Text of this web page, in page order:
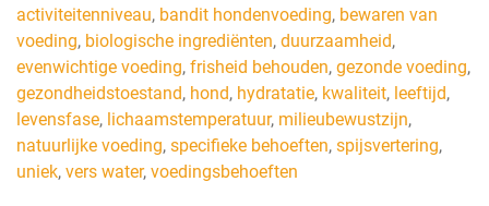
activiteitenniveau, bandit hondenvoeding, bewaren van
voeding, biologische ingrediënten, duurzaamheid,
evenwichtige voeding, frisheid behouden, gezonde voeding,
gezondheidstoestand, hond, hydratatie, kwaliteit, leeftijd,
levensfase, lichaamstemperatuur, milieubewustzijn,
natuurlijke voeding, specifieke behoeften, spijsvertering,
uniek, vers water, voedingsbehoeften